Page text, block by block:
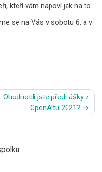
kteří vám napoví jak na to.
se na Vás v sobotu 6. a v
Ohodnotili jste přednášky z
OpenAltu 2021?